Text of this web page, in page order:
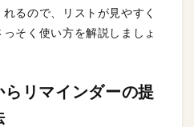
るので、リストが見やすく
そく使い方を解説しましょ
らリマインダーの提